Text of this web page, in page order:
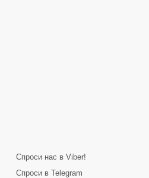
Спроси нас в Viber!
Спроси в Telegram